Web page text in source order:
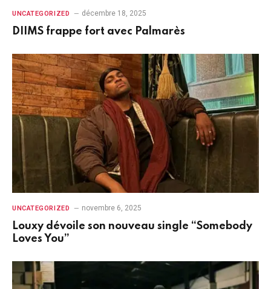
UNCATEGORIZED décembre 18, 2025
DIIMS frappe fort avec Palmarès
UNCATEGORIZED novembre 6, 2025
Louxy dévoile son nouveau single “Somebody
Loves You”